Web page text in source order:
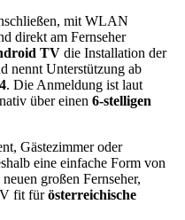
mit WLAN
direkt am Fernseher
TV die Installation der
nennt Unterstützung ab
. Die Anmeldung ist laut
über einen 6-stelligen
Gästezimmer oder
eine einfache Form von
großen Fernseher,
fit fürösterreichische